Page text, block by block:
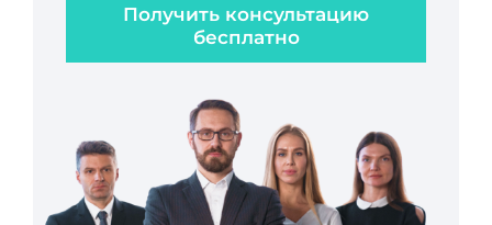
Получить консультацию
бесплатно